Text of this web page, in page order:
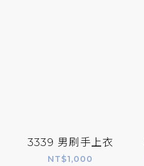
3339 男刷手上衣
NT$1,000